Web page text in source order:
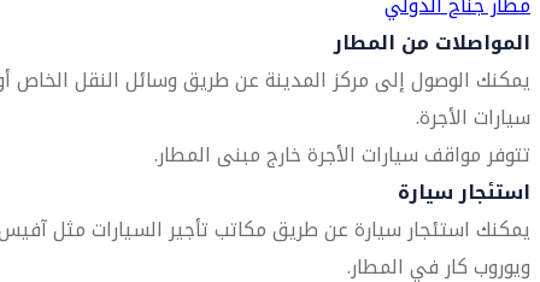
المواصلات من المطار
يمكنك الوصول إلى مركز المدينة عن طريق وسائل النقل الخاص
سيارات الأجرة.
تتوفر مواقف سيارات الأجرة خارج مبنى المطار.
استئجار سيارة
يمكنك استئجار سيارة عن طريق مكاتب تأجير السيارات مثل
ويوروب كار في المطار.